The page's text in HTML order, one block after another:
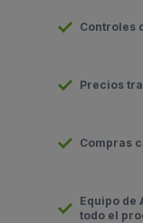
Controles
Precios
Compras
Equipo de
todo el